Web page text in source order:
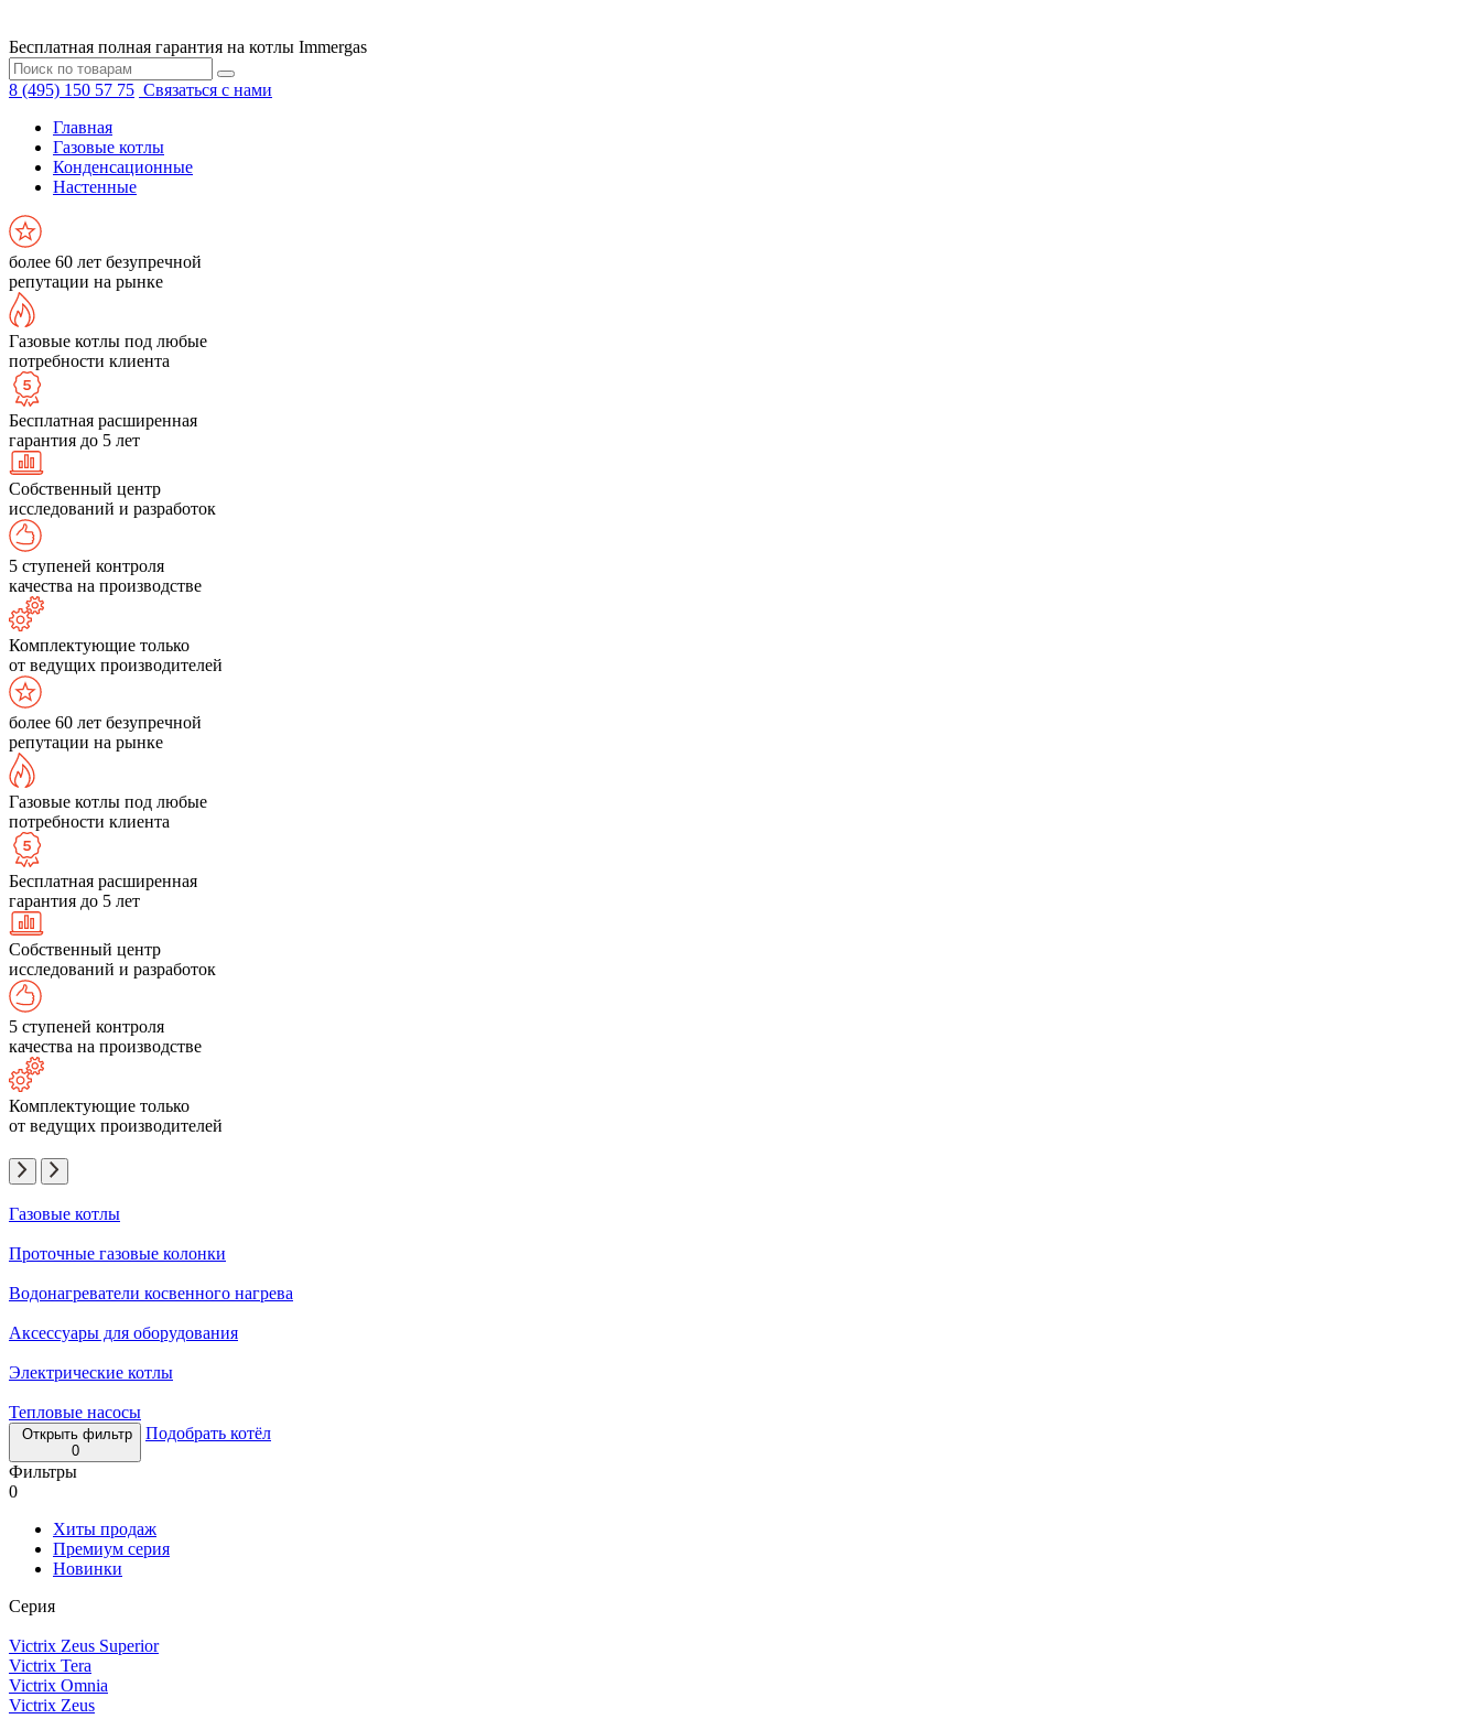
Бесплатная полная гарантия на котлы Immergas
8 (495) 150 57 75 Связаться с нами
Главная
Газовые котлы
Конденсационные
Настенные
более 60 лет безупречной
репутации на рынке
Газовые котлы под любые
потребности клиента
Бесплатная расширенная
гарантия до 5 лет
Собственный центр
исследований и разработок
5 ступеней контроля
качества на производстве
Комплектующие только
от ведущих производителей
более 60 лет безупречной
репутации на рынке
Газовые котлы под любые
потребности клиента
Бесплатная расширенная
гарантия до 5 лет
Собственный центр
исследований и разработок
5 ступеней контроля
качества на производстве
Комплектующие только
от ведущих производителей
Газовые котлы
Проточные газовые колонки
Водонагреватели косвенного нагрева
Аксессуары для оборудования
Электрические котлы
Тепловые насосы
Открыть фильтр
0
Подобрать котёл
Фильтры
0
Хиты продаж
Премиум серия
Новинки
Серия
Victrix Zeus Superior
Victrix Tera
Victrix Omnia
Victrix Zeus